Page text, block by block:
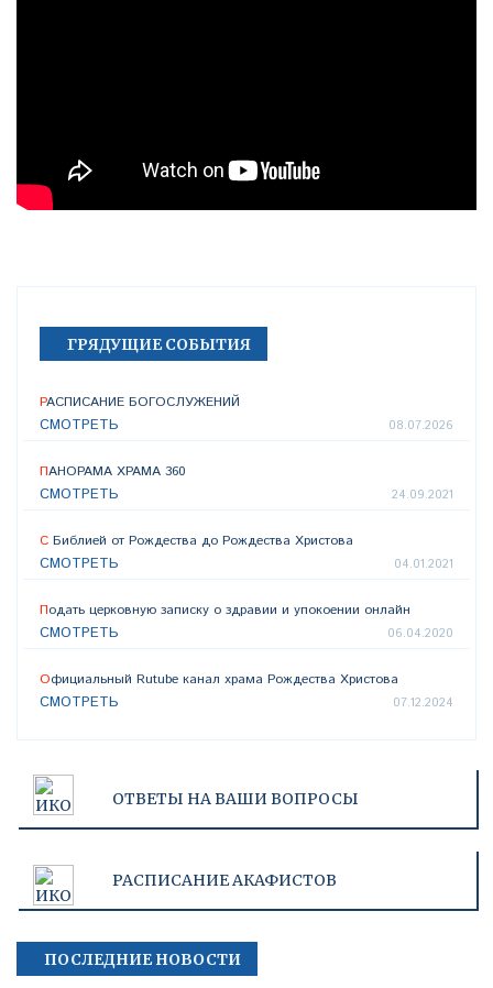
ГРЯДУЩИЕ СОБЫТИЯ
РАСПИСАНИЕ БОГОСЛУЖЕНИЙ
СМОТРЕТЬ 08.07.2026
ПАНОРАМА ХРАМА 360
СМОТРЕТЬ 24.09.2021
С Библией от Рождества до Рождества Христова
СМОТРЕТЬ 04.01.2021
Подать церковную записку о здравии и упокоении онлайн
СМОТРЕТЬ 06.04.2020
Официальный Rutube канал храма Рождества Христова
СМОТРЕТЬ 07.12.2024
ОТВЕТЫ НА ВАШИ ВОПРОСЫ
РАСПИСАНИЕ АКАФИСТОВ
ПОСЛЕДНИЕ НОВОСТИ